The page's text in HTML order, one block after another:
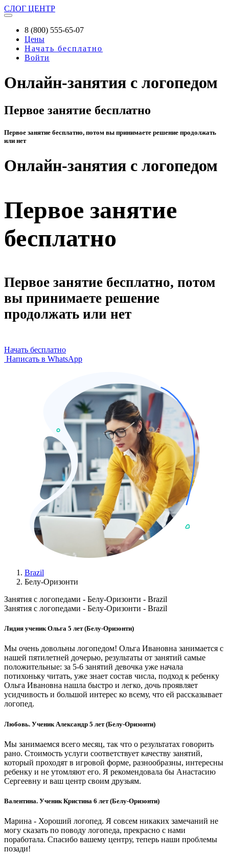
СЛОГ ЦЕНТР
8 (800) 555-65-07
Цены
Начать бесплатно
Войти
Онлайн-занятия с логопедом
Первое занятие бесплатно
Первое занятие бесплатно, потом вы принимаете решение продолжать
или нет
Онлайн-занятия с логопедом
Первое занятие
бесплатно
Первое занятие бесплатно, потом
вы принимаете решение
продолжать или нет
Начать бесплатно
Написать в WhatsApp
Brazil
Белу-Оризонти
Занятия с логопедами - Белу-Оризонти - Brazil
Занятия с логопедами - Белу-Оризонти - Brazil
Лидия ученик Ольга 5 лет (Белу-Оризонти)
Мы очень довольны логопедом! Ольга Ивановна занимается с
нашей пятилетней дочерью, результаты от занятий самые
положительные: за 5-6 занятий девочка уже начала
потихоньку читать, уже знает состав числа, подход к ребенку
Ольга Ивановна нашла быстро и легко, дочь проявляет
усидчивость и большой интерес ко всему, что ей рассказывает
логопед.
Любовь. Ученик Александр 5 лет (Белу-Оризонти)
Мы занимаемся всего месяц, так что о результатах говорить
рано. Стоимость услуги соответствует качеству занятий,
который проходят в игровой форме, разнообразны, интересны
ребенку и не утомляют его. Я рекомендовала бы Анастасию
Сергеевну и ваш центр своим друзьям.
Валентина. Ученик Кристина 6 лет (Белу-Оризонти)
Марина - Хороший логопед. Я совсем никаких замечаний не
могу сказать по поводу логопеда, прекрасно с нами
поработала. Спасибо вашему центру, теперь наши проблемы
позади!